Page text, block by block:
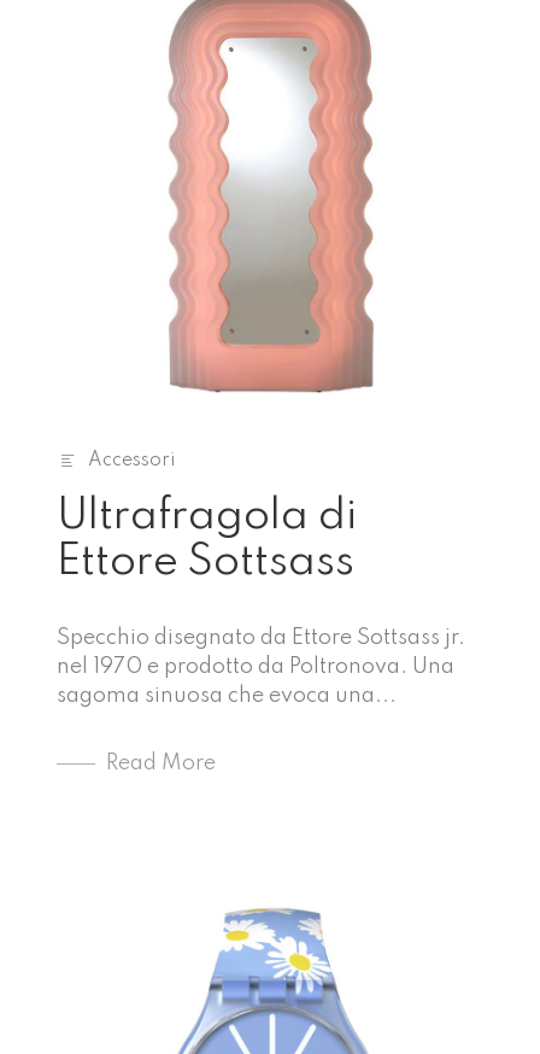
Accessori
Ultrafragola di
Ettore Sottsass
Specchio disegnato da Ettore Sottsass jr.
nel 1970 e prodotto da Poltronova. Una
sagoma sinuosa che evoca una...
Read More